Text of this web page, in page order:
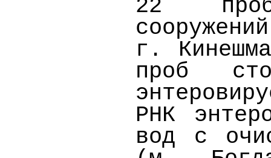
22
г.
проб
РНК
вод с